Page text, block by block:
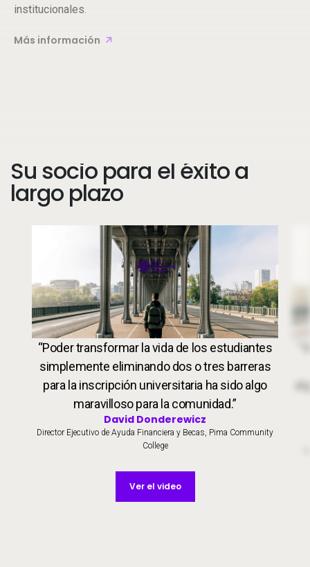
institucionales.
Más información
Su socio para el éxito a
largo plazo
VideoImages_web
“Poder transformar la vida de los estudiantes
simplemente eliminando dos o tres barreras
para la inscripción universitaria ha sido algo
maravilloso para la comunidad.”
David Donderewicz
Director Ejecutivo de Ayuda Financiera y Becas, Pima Community
College
Ver el video
Ver el video